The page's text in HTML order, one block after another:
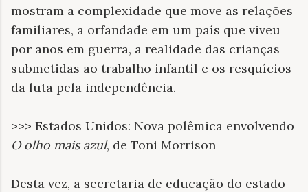
mostram a complexidade que move as relações
familiares, a orfandade em um país que viveu
por anos em guerra, a realidade das crianças
submetidas ao trabalho infantil e os resquícios
da luta pela independência.
>>> Estados Unidos: Nova polêmica envolvendo
O olho mais azul, de Toni Morrison
Desta vez, a secretaria de educação do estado